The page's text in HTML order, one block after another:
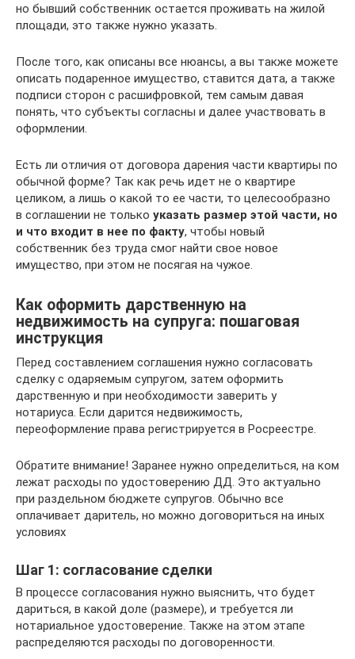
но бывший собственник остается проживать на жилой
площади, это также нужно указать.
После того, как описаны все нюансы, а вы также можете
описать подаренное имущество, ставится дата, а также
подписи сторон с расшифровкой, тем самым давая
понять, что субъекты согласны и далее участвовать в
оформлении.
Есть ли отличия от договора дарения части квартиры по
обычной форме? Так как речь идет не о квартире
целиком, а лишь о какой то ее части, то целесообразно
в соглашении не только указать размер этой части, но
и что входит в нее по факту, чтобы новый
собственник без труда смог найти свое новое
имущество, при этом не посягая на чужое.
Как оформить дарственную на
недвижимость на супруга: пошаговая
инструкция
Перед составлением соглашения нужно согласовать
сделку с одаряемым супругом, затем оформить
дарственную и при необходимости заверить у
нотариуса. Если дарится недвижимость,
переоформление права регистрируется в Росреестре.
Обратите внимание! Заранее нужно определиться, на ком
лежат расходы по удостоверению ДД. Это актуально
при раздельном бюджете супругов. Обычно все
оплачивает даритель, но можно договориться на иных
условиях
Шаг 1: согласование сделки
В процессе согласования нужно выяснить, что будет
дариться, в какой доле (размере), и требуется ли
нотариальное удостоверение. Также на этом этапе
распределяются расходы по договоренности.